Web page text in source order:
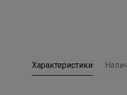
Характеристики